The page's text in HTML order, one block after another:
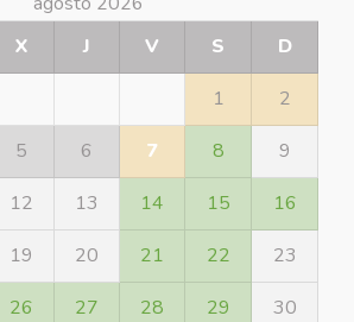
X J V S
D
1
2
5 6 7 8
9
12 13 14 15
16
19 20 21 22
23
26 27 28 29
30